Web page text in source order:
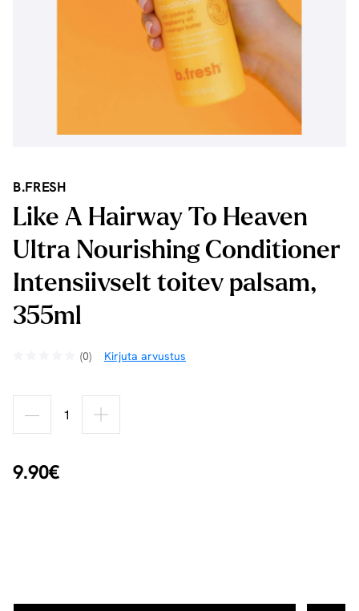
B.FRESH
Like A Hairway To Heaven
Ultra Nourishing Conditioner
Intensiivselt toitev palsam,
355ml
(0) Kirjuta arvustus
9.90€